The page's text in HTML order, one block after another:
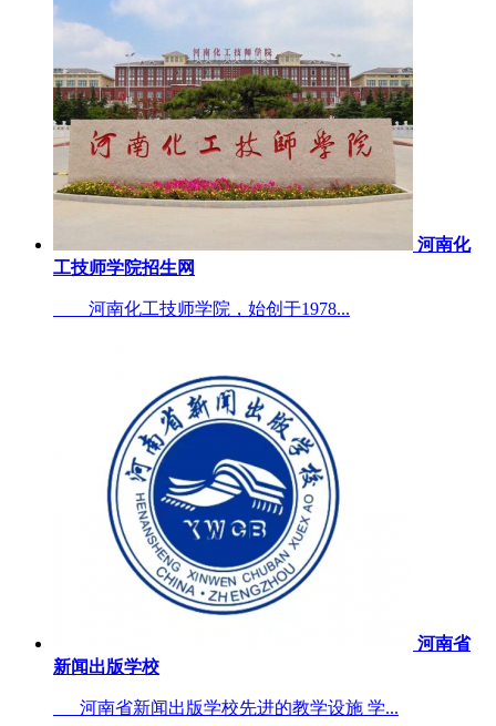
河南化
工技师学院招生网
河南化工技师学院，始创于1978...
河南省
新闻出版学校
河南省新闻出版学校先进的教学设施 学...